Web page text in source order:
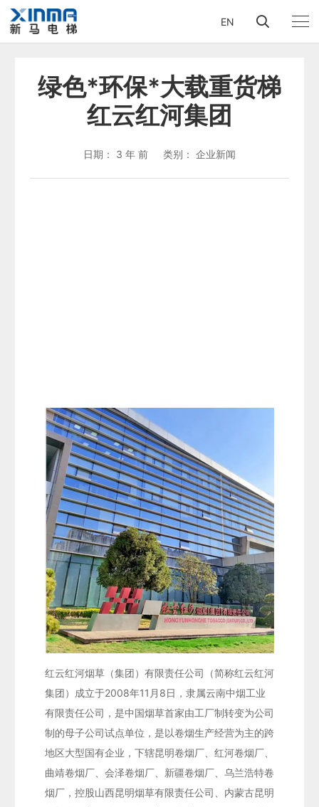
EN
绿色*环保*大载重货梯
红云红河集团
日期： 3 年 前 类别： 企业新闻
红云红河烟草（集团）有限责任公司（简称红云红河
集团）成立于2008年11月8日，隶属云南中烟工业
有限责任公司，是中国烟草首家由工厂制转变为公司
制的母子公司试点单位，是以卷烟生产经营为主的跨
地区大型国有企业，下辖昆明卷烟厂、红河卷烟厂、
曲靖卷烟厂、会泽卷烟厂、新疆卷烟厂、乌兰浩特卷
烟厂，控股山西昆明烟草有限责任公司、内蒙古昆明